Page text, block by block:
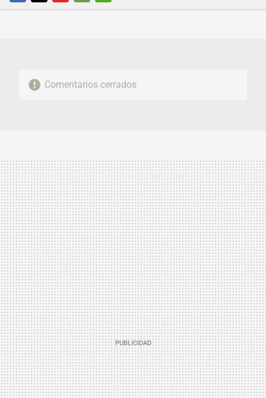
FACEBOOKTWITTERFLIPBOARD
E-
WHATSAPP
Comentarios cerrados